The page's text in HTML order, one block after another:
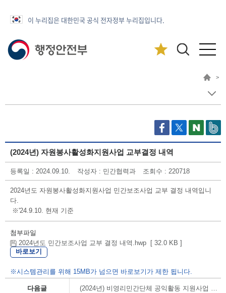
이 누리집은 대한민국 공식 전자정부 누리집입니다.
>
(2024년) 자원봉사활성화지원사업 교부결정 내역
등록일 : 2024.09.10. 작성자 : 민간협력과 조회수 : 220718
2024년도 자원봉사활성화지원사업 민간보조사업 교부 결정 내역입니
다.
※'24.9.10. 현재 기준
첨부파일
2024년도 민간보조사업 교부 결정 내역.hwp [ 32.0 KB ]
바로보기
※시스템관리를 위해 15MB가 넘으면 바로보기가 제한 됩니다.
다음글 (2024년) 비영리민간단체 공익활동 지원사업 교부결정 내역